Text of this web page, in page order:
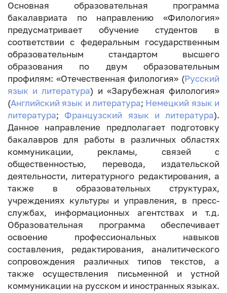
Основная образовательная программа
бакалавриата по направлению «Филология»
предусматривает обучение студентов в
соответствии с федеральным государственным
образовательным стандартом высшего
образования по двум образовательным
профилям: «Отечественная филология» (Русский
язык и литература) и «Зарубежная филология»
(Английский язык и литература; Немецкий язык и
литература; Французский язык и литература).
Данное направление предполагает подготовку
бакалавров для работы в различных областях
коммуникации, рекламы, связей с
общественностью, перевода, издательской
деятельности, литературного редактирования, а
также в образовательных структурах,
учреждениях культуры и управления, в пресс-
службах, информационных агентствах и т.д.
Образовательная программа обеспечивает
освоение профессиональных навыков
составления, редактирования, аналитического
сопровождения различных типов текстов, а
также осуществления письменной и устной
коммуникации на русском и иностранных языках.